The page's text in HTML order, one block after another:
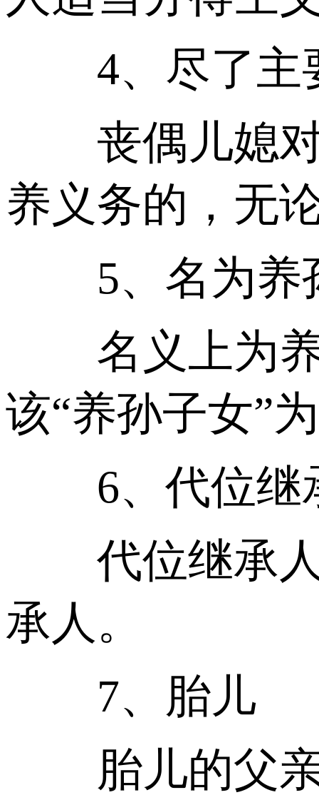
4、尽了主要
丧偶儿媳对
养义务的，无
5、名为养
名义上为养
该“养孙子女”
6、代位继
代位继承人
承人。
7、胎儿
胎儿的父亲